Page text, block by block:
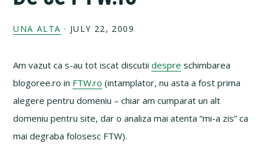
UNA ALTA · JULY 22, 2009
Am vazut ca s-au tot iscat discutiidespre schimbarea
blogoree.ro in FTW.ro (intamplator, nu asta a fost prima
alegere pentru domeniu – chiar am cumparat un alt
domeniu pentru site, dar o analiza mai atenta “mi-a zis” ca
mai degraba folosesc FTW).